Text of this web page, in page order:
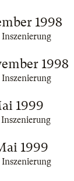
1998
1998
1999
1999